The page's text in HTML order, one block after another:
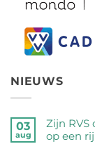
NIEUWS
03
aug
Zijn
op een rij